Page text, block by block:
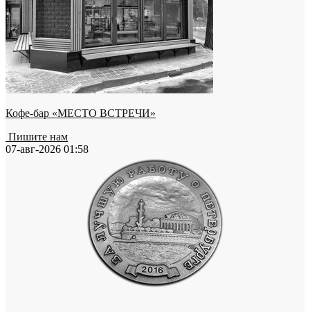
Кофе-бар «МЕСТО ВСТРЕЧИ»
Пишите нам
07-авг-2026 01:58